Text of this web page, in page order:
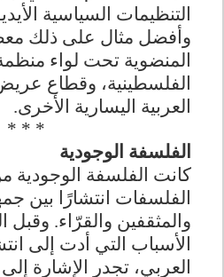
التنظيمات السياسية
وأفضل مثال على ذلك
المنضوية تحت لواء
الفلسطينية، وقطاع
العربية اليسارية الأخرى.
* * *
الفلسفة الوجودية
كانت الفلسفة الوجودية
الفلسفات انتشارًا بين
والمثقفين والقرّاء.
الأسباب التي أدت إلى
العربي، تجدر الإشارة